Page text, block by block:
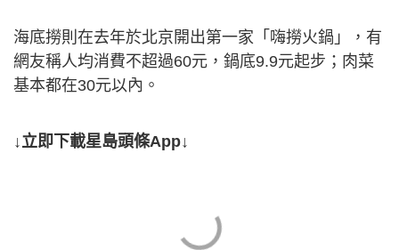
海底撈則在去年於北京開出第一家「嗨撈火鍋」，有
網友稱人均消費不超過60元，鍋底9.9元起步；肉菜
基本都在30元以內。
↓立即下載星島頭條App↓